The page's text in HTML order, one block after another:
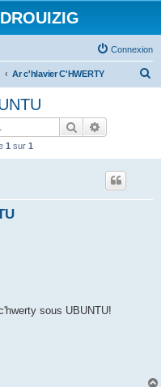
Connexion
Ar c'hlavier C'HWERTY
Rechercher
1 sur 1
sous UBUNTU!